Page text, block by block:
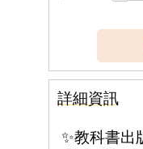
詳細資訊
✨教科書出